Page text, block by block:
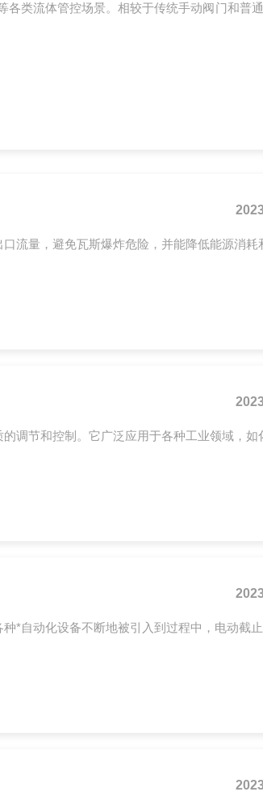
各类流体管控场景。相较于传统手动阀门和普
对阀门的安全防护性能提出严苛要求。井下存
流量，避免瓦斯爆炸危险，并能降低能源消耗
调节和控制。它广泛应用于各种工业领域，如
*自动化设备不断地被引入到过程中，电动截